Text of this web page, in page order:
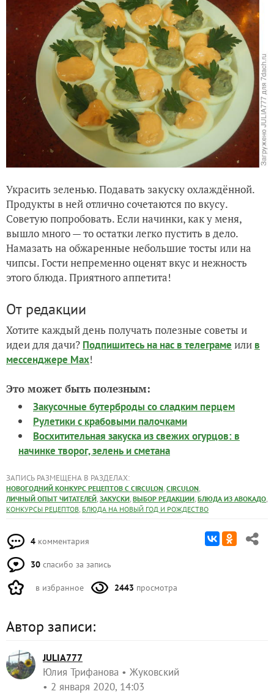
Украсить зеленью. Подавать закуску охлаждённой.
Продукты в ней отлично сочетаются по вкусу.
Советую попробовать. Если начинки, как у меня,
вышло много — то остатки легко пустить в дело.
Намазать на обжаренные небольшие тосты или на
чипсы. Гости непременно оценят вкус и нежность
этого блюда. Приятного аппетита!
От редакции
Хотите каждый день получать полезные советы и
идеи для дачи? Подпишитесь на нас в телеграме или в
мессенджере Max!
Это может быть полезным:
Закусочные бутерброды со сладким перцем
Рулетики с крабовыми палочками
Восхитительная закуска из свежих огурцов: в
начинке творог, зелень и сметана
ЗАПИСЬ РАЗМЕЩЕНА В РАЗДЕЛАХ:
НОВОГОДНИЙ КОНКУРС РЕЦЕПТОВ С CIRCULON, CIRCULON,
ЛИЧНЫЙ ОПЫТ ЧИТАТЕЛЕЙ, ЗАКУСКИ, ВЫБОР РЕДАКЦИИ, БЛЮДА ИЗ АВОКАДО,
КОНКУРСЫ РЕЦЕПТОВ, БЛЮДА НА НОВЫЙ ГОД И РОЖДЕСТВО
4 комментария
30 спасибо за запись
в избранное 2443 просмотра
Автор записи:
JULIA777
Юлия Трифанова
Жуковский
2 января 2020, 14:03